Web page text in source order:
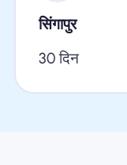
सिंगापुर
30 दिन